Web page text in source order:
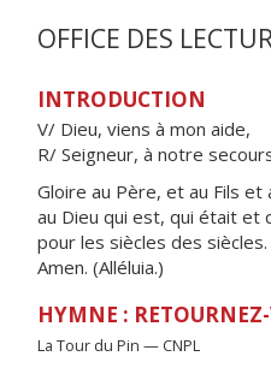
OFFICE DES
INTRODUCTION
V/ Dieu, viens à mon aide,
R/ Seigneur, à notre
Gloire au Père, et au Fils et
au Dieu qui est, qui était et
pour les siècles des siècles.
Amen. (Alléluia.)
HYMNE :
La Tour du Pin — CNPL